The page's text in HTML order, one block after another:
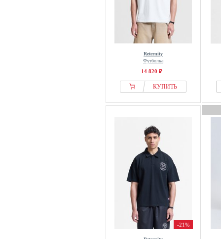
Reternity
Футболка
14 820 ₽
КУПИТЬ
-21%